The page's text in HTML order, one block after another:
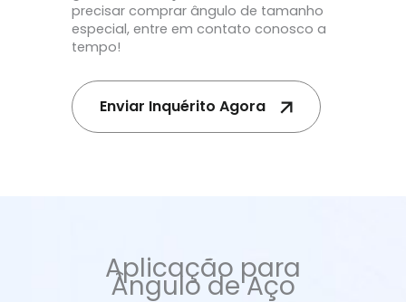
precisar comprar ângulo de tamanho
especial, entre em contato conosco a
tempo!
Enviar Inquérito Agora
Aplicação para
Ângulo de Aço